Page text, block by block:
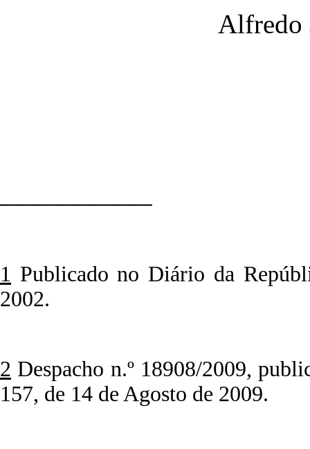
Alfredo
1 Publicado no Diário da
2002.
2 Despacho n.º 18908/2009,
157, de 14 de Agosto de 2009.